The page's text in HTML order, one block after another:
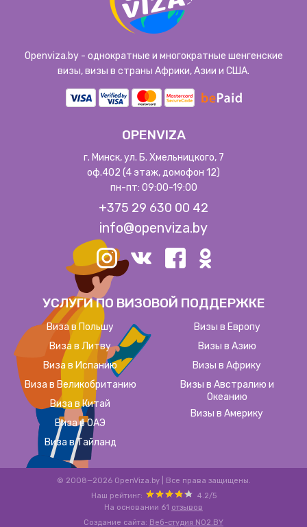
Openviza.by - однократные и многократные шенгенские
визы, визы в страны Африки, Азии и США.
OPENVIZA
г. Минск, ул. Б. Хмельницкого, 7
оф.402 (4 этаж, домофон 12)
пн-пт: 09:00-19:00
+375 29 630 00 42
info@openviza.by
УСЛУГИ ПО ВИЗОВОЙ ПОДДЕРЖКЕ
Виза в Польшу
Виза в Литву
Виза в Испанию
Виза в Великобританию
Виза в Китай
Виза в ОАЭ
Виза в Тайланд
Визы в Европу
Визы в Азию
Визы в Африку
Визы в Австралию и
Океанию
Визы в Америку
© 2008—2026 OpenViza.by
Все права защищены.
Наш рейтинг:
4.2/5
На основании 61 отзывов
Создание сайта: Веб-студия NO2.BY